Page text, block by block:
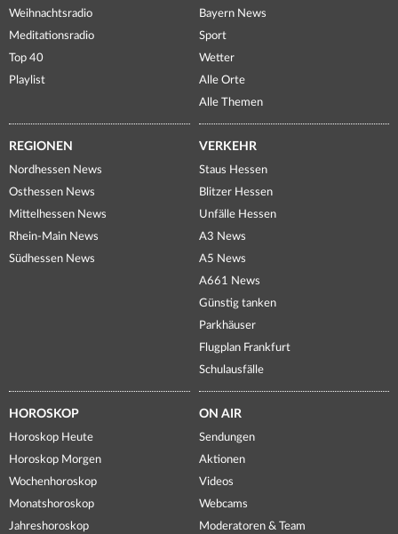
Weihnachtsradio
Meditationsradio
Top 40
Playlist
Bayern News
Sport
Wetter
Alle Orte
Alle Themen
REGIONEN
Nordhessen News
Osthessen News
Mittelhessen News
Rhein-Main News
Südhessen News
VERKEHR
Staus Hessen
Blitzer Hessen
Unfälle Hessen
A3 News
A5 News
A661 News
Günstig tanken
Parkhäuser
Flugplan Frankfurt
Schulausfälle
HOROSKOP
Horoskop Heute
Horoskop Morgen
Wochenhoroskop
Monatshoroskop
Jahreshoroskop
ON AIR
Sendungen
Aktionen
Videos
Webcams
Moderatoren & Team